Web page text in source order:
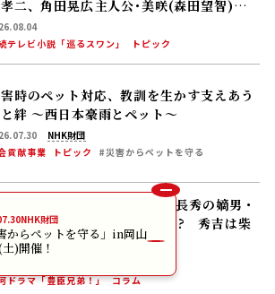
NHK財団
貢献事業
郎の登場は最新研究の成果!? 秀吉は柴
家と対立！
遠藤珠紀
ドラマ「豊臣兄弟！」 コラム
臣兄弟！」仲野太賀――慶(吉岡里帆)､半兵
菅田将暉)､太田垣輝延(父･中野英雄)との
ンを振り返る！
ドラマ「豊臣兄弟！」 トピック
NHK財団
からペットを守る」in岡山
)開催！